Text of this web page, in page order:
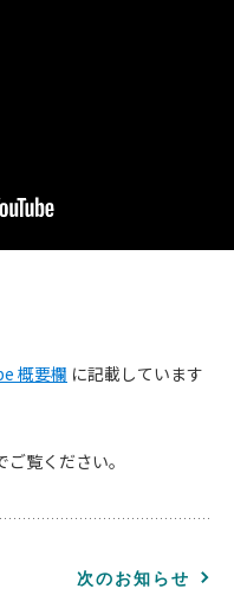
概要欄 に記載しています
覧ください。
次のお知らせ